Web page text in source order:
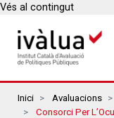
Vés al contingut
Inici Avaluacions
Consorci Per L’Ocupació I La Promoció